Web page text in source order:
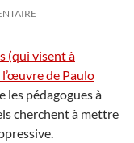
(qui visent à
de Paulo
les pédagogues à
cherchent à mettre